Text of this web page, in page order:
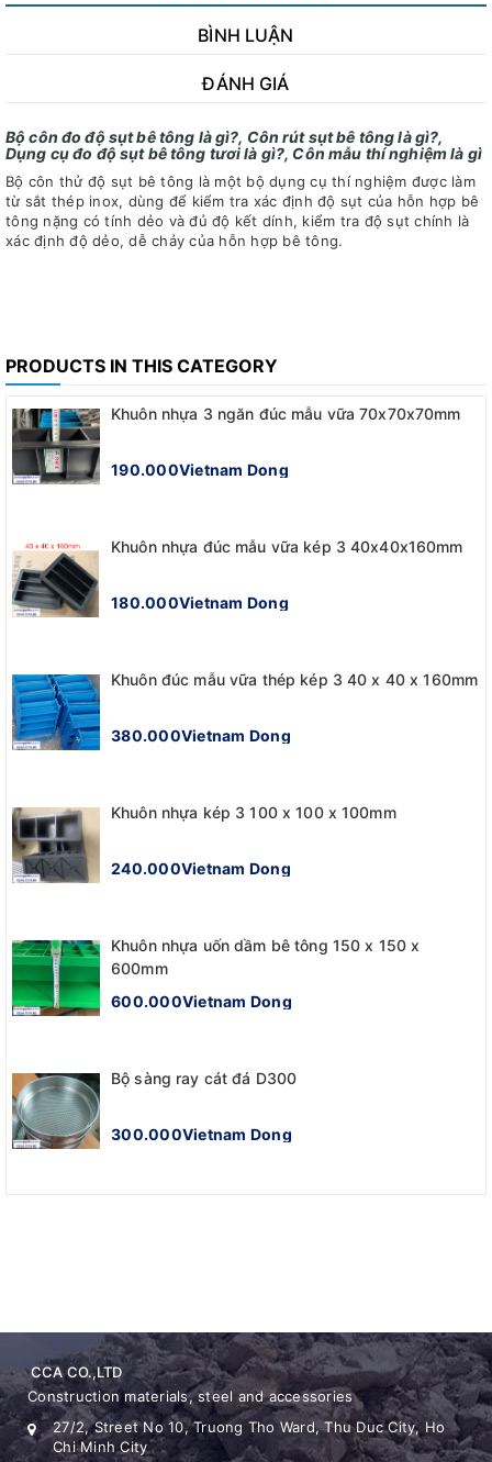
BÌNH LUẬN
ĐÁNH GIÁ
Bộ côn đo độ sụt bê tông là gì?, Côn rút sụt bê tông là gì?,
Dụng cụ đo độ sụt bê tông tươi là gì?, Côn mẫu thí nghiệm là gì
Bộ côn thử độ sụt bê tông là một bộ dụng cụ thí nghiệm được làm
từ sắt thép inox, dùng để kiểm tra xác định độ sụt của hỗn hợp bê
tông nặng có tính dẻo và đủ độ kết dính, kiểm tra độ sụt chính là
xác định độ dẻo, dễ chảy của hỗn hợp bê tông.
PRODUCTS IN THIS CATEGORY
Khuôn nhựa 3 ngăn đúc mẫu vữa 70x70x70mm
190.000Vietnam Dong
Khuôn nhựa đúc mẫu vữa kép 3 40x40x160mm
180.000Vietnam Dong
Khuôn đúc mẫu vữa thép kép 3 40 x 40 x 160mm
380.000Vietnam Dong
Khuôn nhựa kép 3 100 x 100 x 100mm
240.000Vietnam Dong
Khuôn nhựa uốn dầm bê tông 150 x 150 x
600mm
600.000Vietnam Dong
Bộ sàng ray cát đá D300
300.000Vietnam Dong
CCA CO.,LTD
Construction materials, steel and accessories
27/2, Street No 10, Truong Tho Ward, Thu Duc City, Ho
Chi Minh City